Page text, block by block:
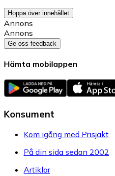
Hoppa över innehållet
Annons
Annons
Ge oss feedback
Hämta mobilappen
Konsument
Kom igång med Prisjakt
På din sida sedan 2002
Artiklar